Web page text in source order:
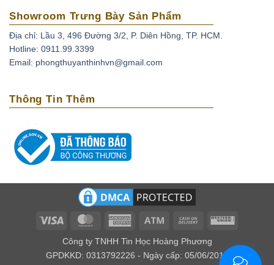
Showroom Trưng Bày Sản Phẩm
Địa chỉ: Lầu 3, 496 Đường 3/2, P. Diên Hồng, TP. HCM.
Hotline: 0911.99.3399
Email: phongthuyanthinhvn@gmail.com
Thông Tin Thêm
Visa MasterCardAmerican
Atm
Cash
Delivery
Western
Công ty TNHH Tin Học Hoàng Phương
GPDKKD: 0313792226 - Ngày cấp: 05/06/2016